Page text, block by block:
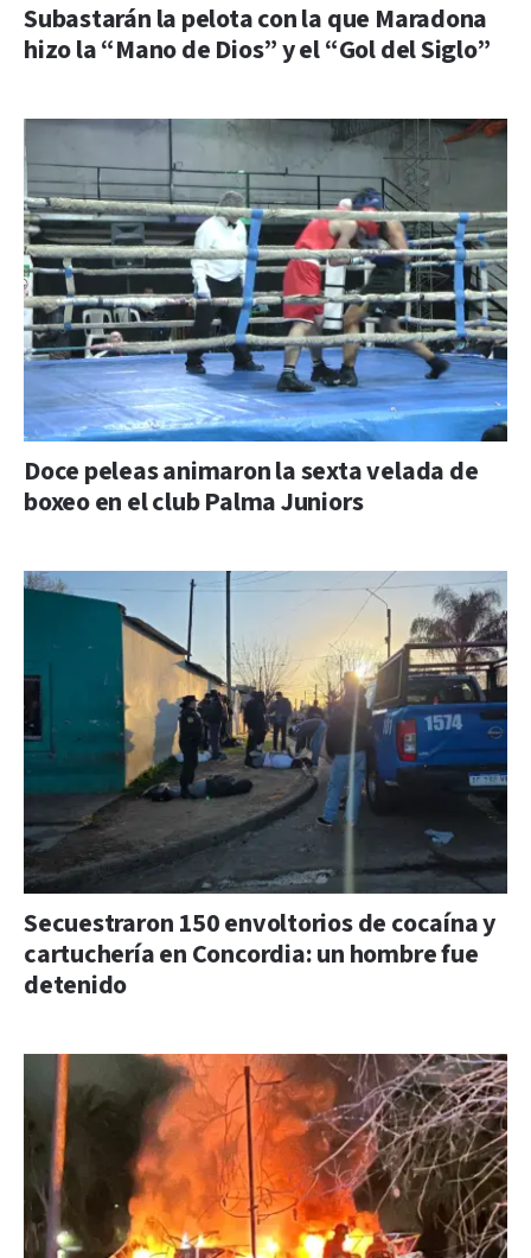
Subastarán la pelota con la que Maradona
hizo la “Mano de Dios” y el “Gol del Siglo”
Doce peleas animaron la sexta velada de
boxeo en el club Palma Juniors
Secuestraron 150 envoltorios de cocaína y
cartuchería en Concordia: un hombre fue
detenido